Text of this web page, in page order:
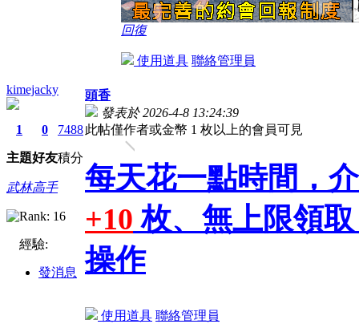
回復
使用道具 聯絡管理員
kimejacky
1
主題
0
好友
7488
積分
武林高手
經驗:
發消息
頭香
發表於 2026-4-8 13:24:39
此帖僅作者或金幣 1 枚以上的會員可見
每天花一點時間，
+10 枚、無上限領
操作
使用道具 聯絡管理員